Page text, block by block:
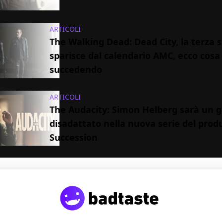
ARTICOLI
The Walking Dead: Dead City, la terza
sparisce dal calendario AMC, ecco cosa
succedendo
ARTICOLI
The Audacity: Simon Helberg sarà un
disadattato nella nuova serie del
Succession